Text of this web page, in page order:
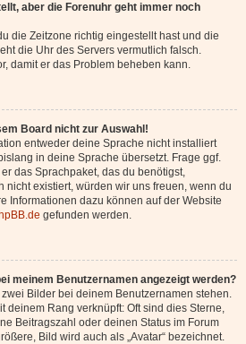
aber die Forenuhr geht immer noch
die Zeitzone richtig eingestellt hast und die
die Uhr des Servers vermutlich falsch.
damit er das Problem beheben kann.
Board nicht zur Auswahl!
entweder deine Sprache nicht installiert
in deine Sprache übersetzt. Frage ggf.
das Sprachpaket, das du benötigst,
nicht existiert, würden wir uns freuen, wenn du
Informationen dazu können auf der Website
gefunden werden.
meinem Benutzernamen angezeigt werden?
Bilder bei deinem Benutzernamen stehen.
deinem Rang verknüpft: Oft sind dies Sterne,
Beitragszahl oder deinen Status im Forum
Bild wird auch als „Avatar“ bezeichnet.